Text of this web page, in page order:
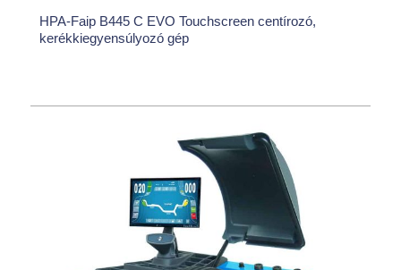
HPA-Faip B445 C EVO Touchscreen centírozó,
kerékkiegyensúlyozó gép